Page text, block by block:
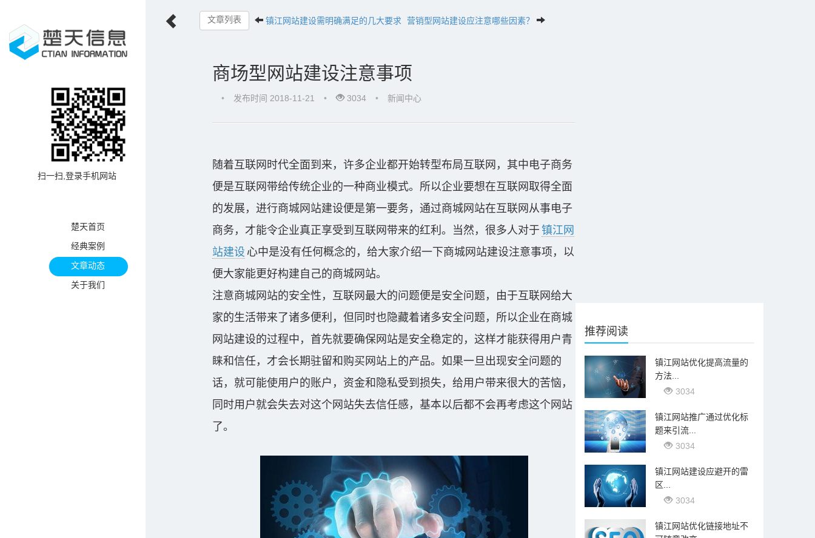
扫一扫,登录手机网站
楚天首页
经典案例
文章动态
关于我们
文章列表 镇江网站建设需明确满足的几大要求 营销型网站建设应注意哪些因素？
商场型网站建设注意事项
• 发布时间 2018-11-21 • 3034 • 新闻中心
随着互联网时代全面到来，许多企业都开始转型布局互联网，其中电子商务
便是互联网带给传统企业的一种商业模式。所以企业要想在互联网取得全面
的发展，进行商城网站建设便是第一要务，通过商城网站在互联网从事电子
商务，才能令企业真正享受到互联网带来的红利。当然，很多人对于 镇江网
站建设 心中是没有任何概念的，给大家介绍一下商城网站建设注意事项，以
便大家能更好构建自己的商城网站。
注意商城网站的安全性，互联网最大的问题便是安全问题，由于互联网给大
家的生活带来了诸多便利，但同时也隐藏着诸多安全问题，所以企业在商城
网站建设的过程中，首先就要确保网站是安全稳定的，这样才能获得用户青
睐和信任，才会长期驻留和购买网站上的产品。如果一旦出现安全问题的
话，就可能使用户的账户，资金和隐私受到损失，给用户带来很大的苦恼，
同时用户就会失去对这个网站失去信任感，基本以后都不会再考虑这个网站
了。
推荐阅读
镇江网站优化提高流量的
方法...
3034
镇江网站推广通过优化标
题来引流...
3034
镇江网站建设应避开的雷
区...
3034
镇江网站优化链接地址不